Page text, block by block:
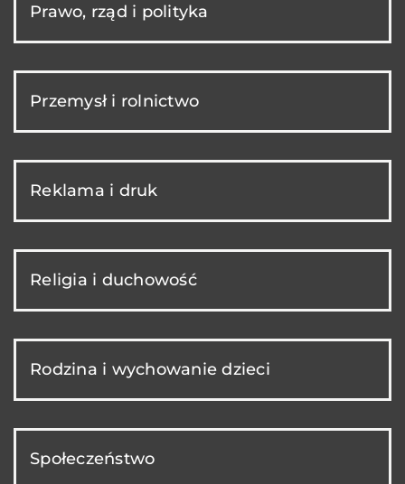
Prawo, rząd i polityka
Przemysł i rolnictwo
Reklama i druk
Religia i duchowość
Rodzina i wychowanie dzieci
Społeczeństwo